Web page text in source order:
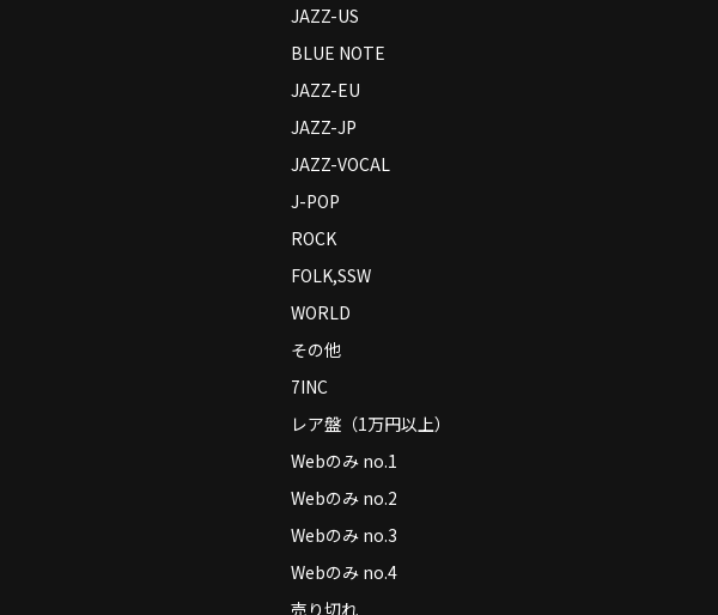
JAZZ-US
BLUE NOTE
JAZZ-EU
JAZZ-JP
JAZZ-VOCAL
J-POP
ROCK
FOLK,SSW
WORLD
その他
7INC
レア盤（1万円以上）
Webのみ no.1
Webのみ no.2
Webのみ no.3
Webのみ no.4
売り切れ